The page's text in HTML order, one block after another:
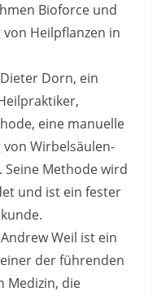
Bioforce und
Heilpflanzen in
Dieter Dorn, ein
eine manuelle
Wirbelsäulen-
Seine Methode wird
und ist ein fester
Andrew Weil ist ein
der führenden
Medizin, die